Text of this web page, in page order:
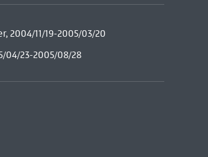
2004/11/19-2005/03/20
04/23-2005/08/28